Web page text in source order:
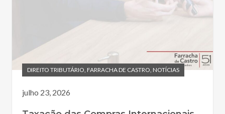
DIREITO TRIBUTÁRIO, FARRACHA DE CASTRO, NOTÍCIAS
julho 23, 2026